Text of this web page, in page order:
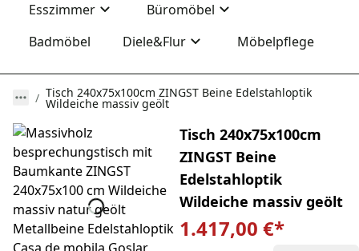
Esszimmer
Büromöbel
Badmöbel
Diele&Flur Möbelpflege
Tisch 240x75x100cm ZINGST Beine Edelstahloptik
Wildeiche massiv geölt
Tisch 240x75x100cm
ZINGST Beine
Edelstahloptik
Wildeiche massiv geölt
1.417,00 €*